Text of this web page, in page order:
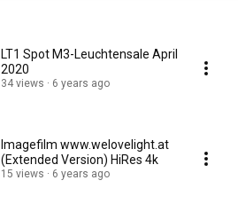
LT1 Spot M3-Leuchtensale April
2020
34 views 6 years ago
Imagefilm www.welovelight.at
(Extended Version) HiRes 4k
15 views 6 years ago